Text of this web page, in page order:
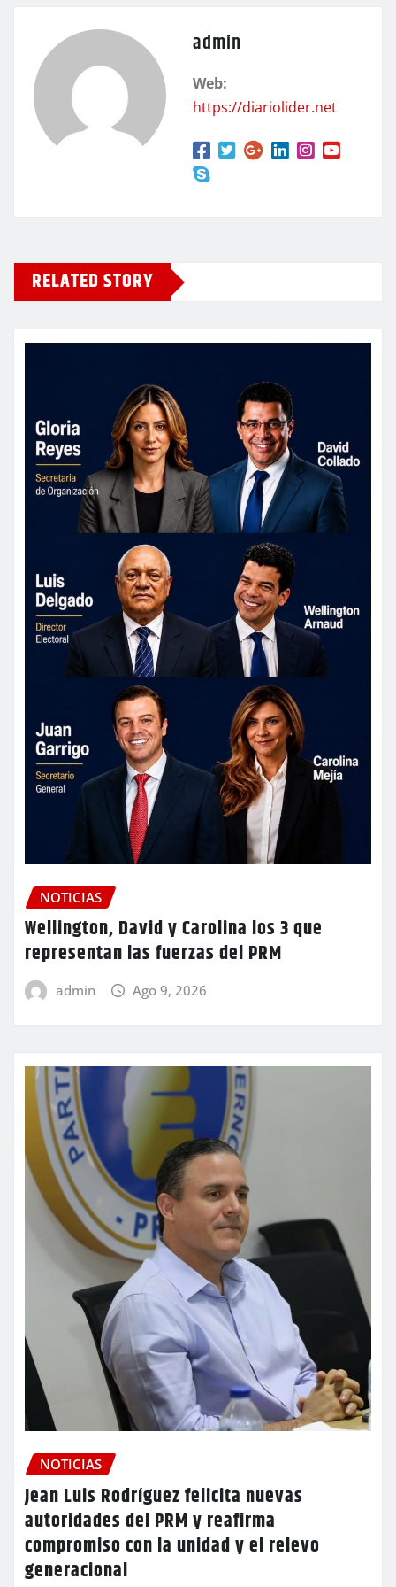
admin
Web:
https://diariolider.net
RELATED STORY
NOTICIAS
Wellington, David y Carolina los 3 que
representan las fuerzas del PRM
admin Ago 9, 2026
NOTICIAS
Jean Luis Rodríguez felicita nuevas
autoridades del PRM y reafirma
compromiso con la unidad y el relevo
generacional